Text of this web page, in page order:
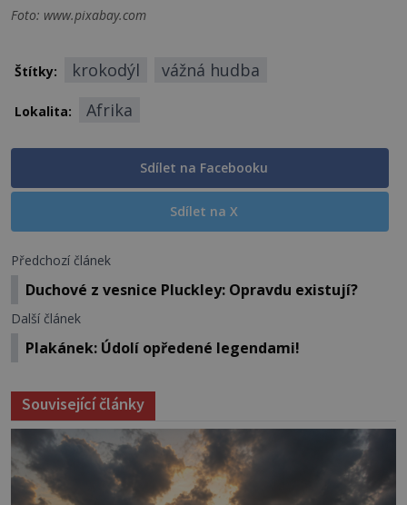
Foto: www.pixabay.com
Štítky: krokodýl vážná hudba
Lokalita: Afrika
Sdílet na Facebooku
Sdílet na X
Předchozí článek
Duchové z vesnice Pluckley: Opravdu existují?
Další článek
Plakánek: Údolí opředené legendami!
Související články